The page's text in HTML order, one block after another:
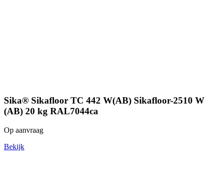
Sika® Sikafloor TC 442 W(AB) Sikafloor-2510 W
(AB) 20 kg RAL7044ca
Op aanvraag
Bekijk